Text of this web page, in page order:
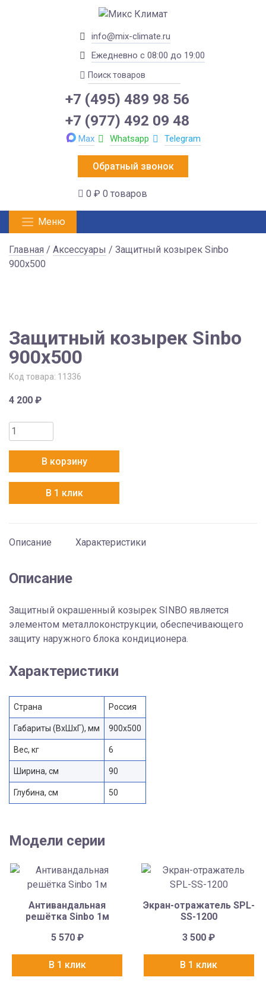
info@mix-climate.ru
Ежедневно с 08:00 до 19:00
+7 (495) 489 98 56
+7 (977) 492 09 48
Max Whatsapp Telegram
Обратный звонок
0 ₽ 0 товаров
Меню
Главная / Аксессуары / Защитный козырек Sinbo
900х500
Защитный козырек Sinbo
900х500
Код товара: 11336
4 200 ₽
Количество
товара
Защитный
козырек
Sinbo
В корзину
В 1 клик
Описание Характеристики
Описание
Защитный окрашенный козырек SINBO является
элементом металлоконструкции, обеспечивающего
защиту наружного блока кондиционера.
Характеристики
Страна Россия
Габариты (ВxШxГ), мм 900х500
Вес, кг 6
Ширина, см 90
Глубина, см 50
Модели серии
Антивандальная
решётка Sinbo 1м
5 570 ₽
В 1 клик
Экран-отражатель SPL-
SS-1200
3 500₽
В 1 клик